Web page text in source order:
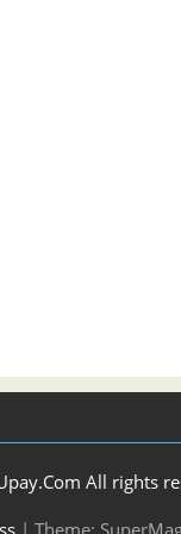
All rights
| Theme: